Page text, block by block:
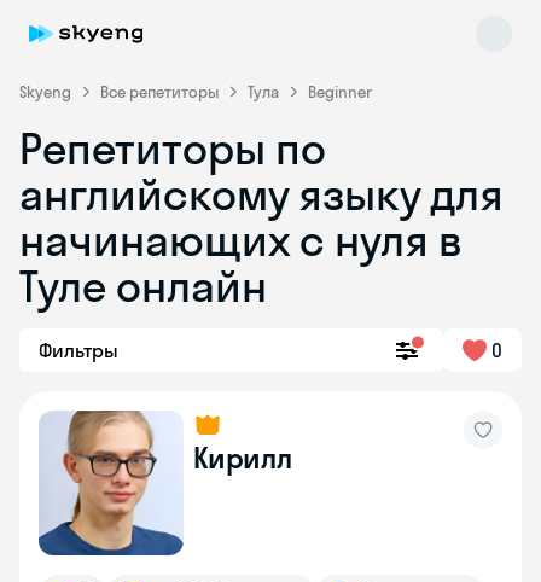
Skyeng Все репетиторы Тула Beginner
Репетиторы по
английскому языку для
начинающих с нуля в
Туле онлайн
Фильтры 0
Кирилл